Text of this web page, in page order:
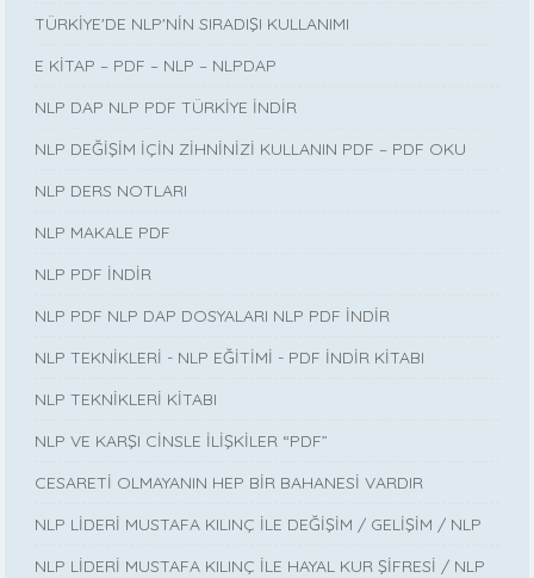
TÜRKİYE'DE NLP'NİN SIRADIŞI KULLANIMI
E KİTAP – PDF – NLP – NLPDAP
NLP DAP NLP PDF TÜRKİYE İNDİR
NLP DEĞİŞİM İÇİN ZİHNİNİZİ KULLANIN PDF – PDF OKU
NLP DERS NOTLARI
NLP MAKALE PDF
NLP PDF İNDİR
NLP PDF NLP DAP DOSYALARI NLP PDF İNDİR
NLP TEKNİKLERİ - NLP EĞİTİMİ - PDF İNDİR KİTABI
NLP TEKNİKLERİ KİTABI
NLP VE KARŞI CİNSLE İLİŞKİLER “PDF”
CESARETİ OLMAYANIN HEP BİR BAHANESİ VARDIR
NLP LİDERİ MUSTAFA KILINÇ İLE DEĞİŞİM / GELİŞİM / NLP
NLP LİDERİ MUSTAFA KILINÇ İLE HAYAL KUR ŞİFRESİ / NLP